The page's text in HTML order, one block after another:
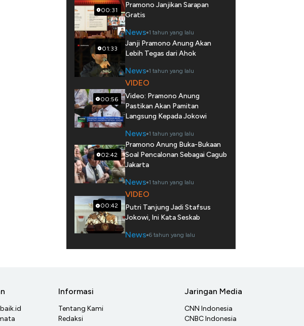
00:31
Pramono Janjikan Sarapan
Gratis
News 1 tahun yang lalu
01:33
Janji Pramono Anung Akan
Lebih Tegas dari Ahok
News 1 tahun yang lalu
00:56
VIDEO
Video: Pramono Anung
Pastikan Akan Pamitan
Langsung Kepada Jokowi
News 1 tahun yang lalu
02:42
Pramono Anung Buka-Bukaan
Soal Pencalonan Sebagai Cagub
Jakarta
News 1 tahun yang lalu
00:42
VIDEO
Putri Tanjung Jadi Stafsus
Jokowi, Ini Kata Seskab
News 6 tahun yang lalu
Informasi
Tentang Kami
Redaksi
Jaringan Media
CNN Indonesia
CNBC Indonesia